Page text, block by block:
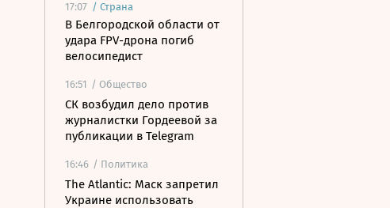
17:07 / Страна
В Белгородской области от
удара FPV-дрона погиб
велосипедист
16:51 / Общество
СК возбудил дело против
журналистки Гордеевой за
публикации в Telegram
16:46 / Политика
The Atlantic: Маск запретил
Украине использовать